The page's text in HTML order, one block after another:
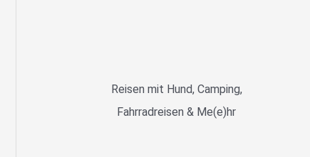
Reisen mit Hund, Camping,
Fahrradreisen & Me(e)hr